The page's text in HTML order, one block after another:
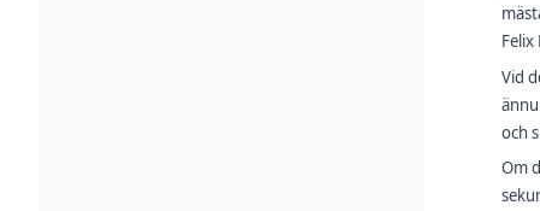
Vid
och
Om